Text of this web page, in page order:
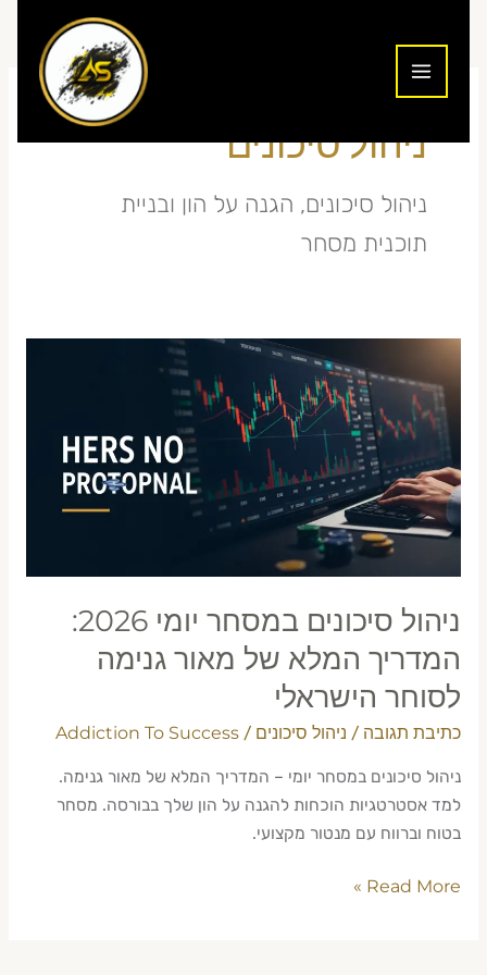
ניהול סיכונים
ניהול סיכונים, הגנה על הון ובניית
תוכנית מסחר
ניהול סיכונים במסחר יומי 2026:
המדריך המלא של מאור גנימה
לסוחר הישראלי
כתיבת תגובה / ניהול סיכונים /
Addiction To Success
ניהול סיכונים במסחר יומי – המדריך המלא של מאור גנימה.
למד אסטרטגיות הוכחות להגנה על הון שלך בבורסה. מסחר
בטוח וברווח עם מנטור מקצועי.
ניהול
סיכונים
במסחר
יומי
2026:
המדריך
המלא
מאור
לסוחר
הישראלי
Read More »